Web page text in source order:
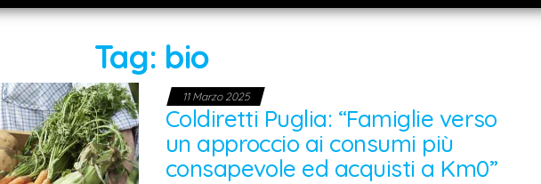
Tag: bio
11 Marzo 2025
Coldiretti Puglia: “Famiglie verso
un approccio ai consumi più
consapevole ed acquisti a Km0”